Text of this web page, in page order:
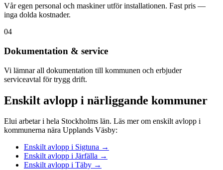
Vår egen personal och maskiner utför installationen. Fast pris —
inga dolda kostnader.
04
Dokumentation & service
Vi lämnar all dokumentation till kommunen och erbjuder
serviceavtal för trygg drift.
Enskilt avlopp i närliggande kommuner
Elui arbetar i hela Stockholms län. Läs mer om enskilt avlopp i
kommunerna nära Upplands Väsby:
Enskilt avlopp i Sigtuna →
Enskilt avlopp i Järfälla →
Enskilt avlopp i Täby →